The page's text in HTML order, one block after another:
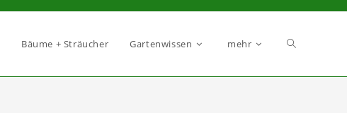
Bäume + Sträucher Gartenwissen mehr